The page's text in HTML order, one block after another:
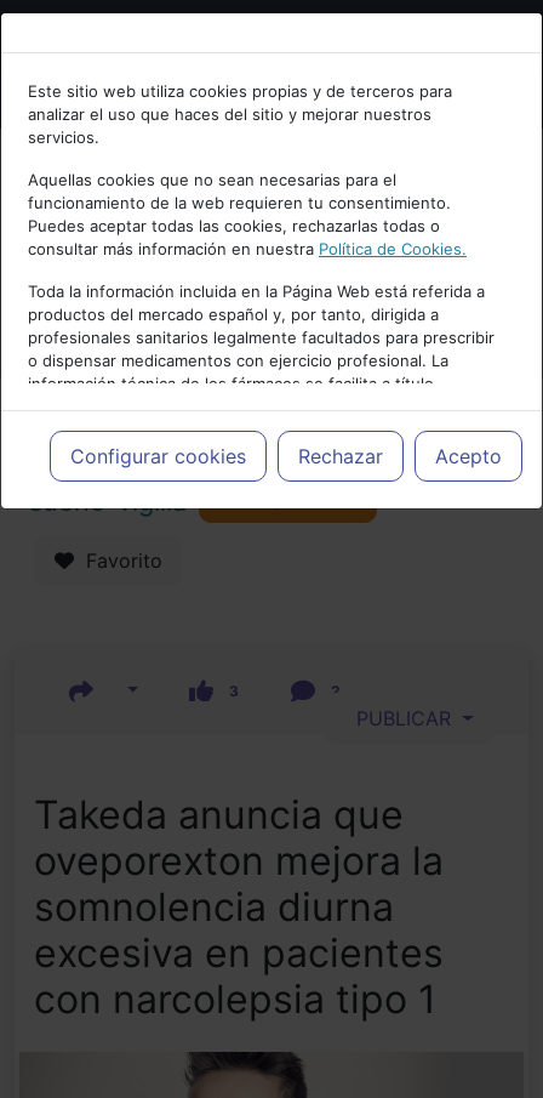
Bienvenid@ a psiquiatria.com
Escribe tu Email
Accede o regístrate con tu email.
Cancelar
Este sitio web utiliza cookies propias y de terceros para
analizar el uso que haces del sitio y mejorar nuestros
servicios.
Aquellas cookies que no sean necesarias para el
funcionamiento de la web requieren tu consentimiento.
Puedes aceptar todas las cookies, rechazarlas todas o
consultar más información en nuestra Política de Cookies.
Toda la información incluida en la Página Web está referida a
productos del mercado español y, por tanto, dirigida a
profesionales sanitarios legalmente facultados para prescribir
o dispensar medicamentos con ejercicio profesional. La
información técnica de los fármacos se facilita a título
meramente informativo, siendo responsabilidad de los
profesionales facultados prescribir medicamentos y decidir, en
cada caso concreto, el tratamiento más adecuado a las
necesidades del paciente.
Configurar cookies Rechazar Acepto
Actualidad y Artículos|Trastornos del
sueño-vigilia
Favorito
3 2
PUBLICAR
Takeda anuncia que
oveporexton mejora la
somnolencia diurna
excesiva en pacientes
con narcolepsia tipo 1